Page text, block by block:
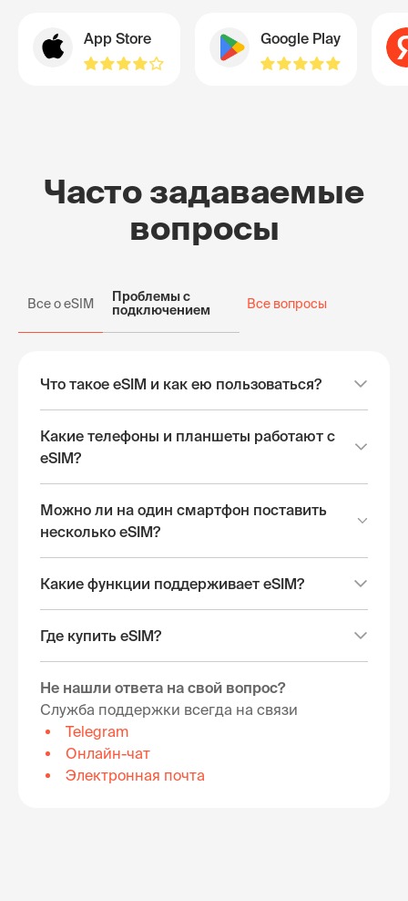
App Store Google Play
Часто задаваемые
вопросы
Все о eSIM
Проблемы с
подключением
Все вопросы
Что такое eSIM и как ею пользоваться?
Какие телефоны и планшеты работают с
eSIM?
Можно ли на один смартфон поставить
несколько eSIM?
Какие функции поддерживает eSIM?
Где купить eSIM?
Не нашли ответа на свой вопрос?
Служба поддержки всегда на связи
Telegram
Онлайн-чат
Электронная почта